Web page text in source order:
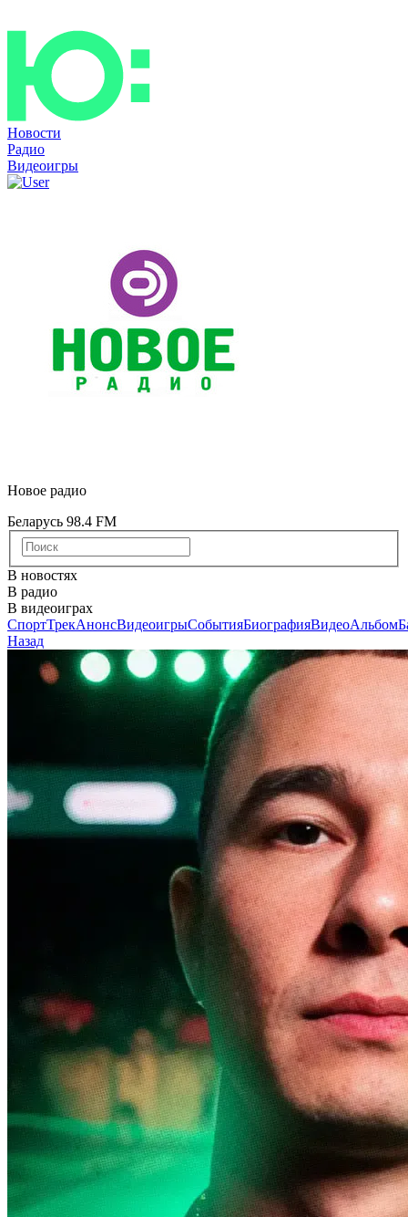
Новости
Радио
Видеоигры
Новое радио
Беларусь 98.4 FM
В новостях
В радио
В видеоиграх
СпортТрекАнонсВидеоигрыСобытияБиографияВидеоАльбом
Назад